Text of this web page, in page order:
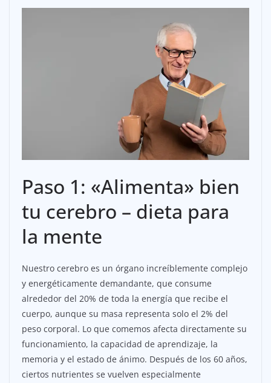
Paso 1: «Alimenta» bien
tu cerebro – dieta para
la mente
Nuestro cerebro es un órgano increíblemente complejo
y energéticamente demandante, que consume
alrededor del 20% de toda la energía que recibe el
cuerpo, aunque su masa representa solo el 2% del
peso corporal. Lo que comemos afecta directamente su
funcionamiento, la capacidad de aprendizaje, la
memoria y el estado de ánimo. Después de los 60 años,
ciertos nutrientes se vuelven especialmente